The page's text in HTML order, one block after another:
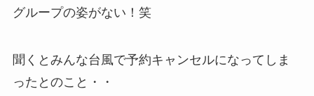
グループの姿がない！笑
聞くとみんな台風で予約キャンセルになってしま
ったとのこと・・